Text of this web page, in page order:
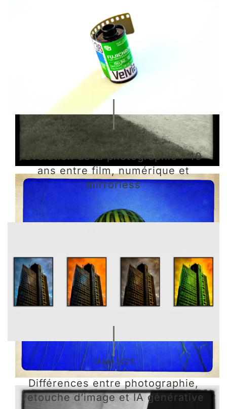
23 août 2025
Évolution de la photographie : 40
ans entre film, numérique et
mirrorless
14 juin 2025
Différences entre photographie,
retouche d’image et IA générative